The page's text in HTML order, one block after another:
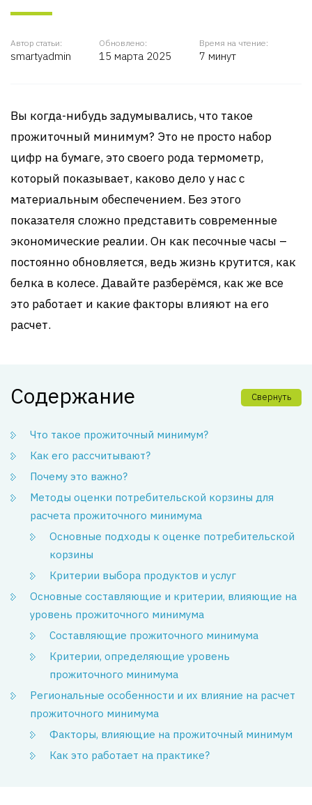
Автор статьи:
smartyadmin
Обновлено:
15 марта 2025
Время на чтение:
7 минут
Вы когда-нибудь задумывались, что такое
прожиточный минимум? Это не просто набор
цифр на бумаге, это своего рода термометр,
который показывает, каково дело у нас с
материальным обеспечением. Без этого
показателя сложно представить современные
экономические реалии. Он как песочные часы –
постоянно обновляется, ведь жизнь крутится, как
белка в колесе. Давайте разберёмся, как же все
это работает и какие факторы влияют на его
расчет.
Содержание Свернуть
Что такое прожиточный минимум?
Как его рассчитывают?
Почему это важно?
Методы оценки потребительской корзины для
расчета прожиточного минимума
Основные подходы к оценке потребительской
корзины
Критерии выбора продуктов и услуг
Основные составляющие и критерии, влияющие на
уровень прожиточного минимума
Составляющие прожиточного минимума
Критерии, определяющие уровень
прожиточного минимума
Региональные особенности и их влияние на расчет
прожиточного минимума
Факторы, влияющие на прожиточный минимум
Как это работает на практике?